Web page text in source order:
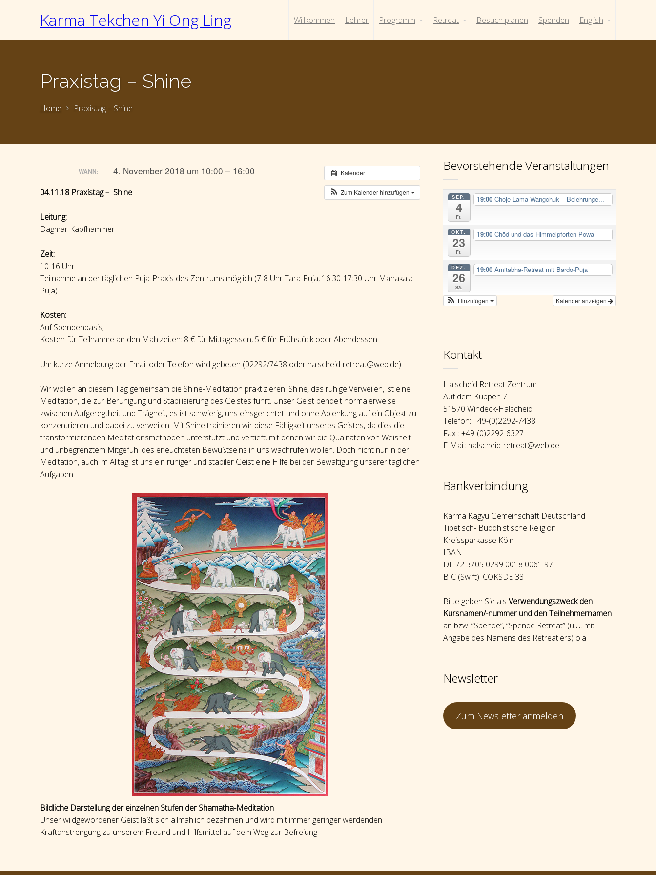
Karma Tekchen Yi Ong Ling Willkommen Lehrer Programm Retreat Besuch planen Spenden English
Praxistag – Shine
Home Praxistag – Shine
Kalender
Zum Kalender hinzufügen
WANN: 4. November 2018 um 10:00 – 16:00
04.11.18 Praxistag – Shine
Leitung:
Dagmar Kapfhammer
Zeit:
10-16 Uhr
Teilnahme an der täglichen Puja-Praxis des Zentrums möglich (7-8 Uhr Tara-Puja, 16:30-17:30 Uhr Mahakala-
Puja)
Kosten:
Auf Spendenbasis;
Kosten für Teilnahme an den Mahlzeiten: 8 € für Mittagessen, 5 € für Frühstück oder Abendessen
Um kurze Anmeldung per Email oder Telefon wird gebeten (02292/7438 oder halscheid-retreat@web.de)
Wir wollen an diesem Tag gemeinsam die Shine-Meditation praktizieren. Shine, das ruhige Verweilen, ist eine
Meditation, die zur Beruhigung und Stabilisierung des Geistes führt. Unser Geist pendelt normalerweise
zwischen Aufgeregtheit und Trägheit, es ist schwierig, uns einsgerichtet und ohne Ablenkung auf ein Objekt zu
konzentrieren und dabei zu verweilen. Mit Shine trainieren wir diese Fähigkeit unseres Geistes, da dies die
transformierenden Meditationsmethoden unterstützt und vertieft, mit denen wir die Qualitäten von Weisheit
und unbegrenztem Mitgefühl des erleuchteten Bewußtseins in uns wachrufen wollen. Doch nicht nur in der
Meditation, auch im Alltag ist uns ein ruhiger und stabiler Geist eine Hilfe bei der Bewältigung unserer täglichen
Aufgaben.
Bildliche Darstellung der einzelnen Stufen der Shamatha-Meditation
Unser wildgewordener Geist läßt sich allmählich bezähmen und wird mit immer geringer werdenden
Kraftanstrengung zu unserem Freund und Hilfsmittel auf dem Weg zur Befreiung.
Bevorstehende Veranstaltungen
SEP.
4
Fr.
19:00 Choje Lama Wangchuk – Belehrunge...
OKT.
23
Fr.
19:00 Chöd und das Himmelpforten Powa
DEZ.
26
Sa.
19:00 Amitabha-Retreat mit Bardo-Puja
Kalender anzeigen
Hinzufügen
Kontakt
Halscheid Retreat Zentrum
Auf dem Kuppen 7
51570 Windeck-Halscheid
Telefon: +49-(0)2292-7438
Fax : +49-(0)2292-6327
E-Mail: halscheid-retreat@web.de
Bankverbindung
Karma Kagyü Gemeinschaft Deutschland
Tibetisch- Buddhistische Religion
Kreissparkasse Köln
IBAN:
DE 72 3705 0299 0018 0061 97
BIC (Swift): COKSDE 33
Bitte geben Sie als Verwendungszweck den
Kursnamen/-nummer und den Teilnehmernamen
an bzw. “Spende”, “Spende Retreat” (u.U. mit
Angabe des Namens des Retreatlers) o.ä.
Newsletter
Zum Newsletter anmelden